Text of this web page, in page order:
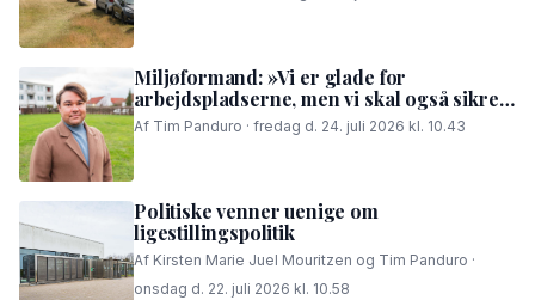
Miljøformand: »Vi er glade for
arbejdspladserne, men vi skal også sikre,
at folk i området kan få en god nattesøvn«
Af Tim Panduro · fredag d. 24. juli 2026 kl. 10.43
Politiske venner uenige om
ligestillingspolitik
Af Kirsten Marie Juel Mouritzen og Tim Panduro ·
onsdag d. 22. juli 2026 kl. 10.58